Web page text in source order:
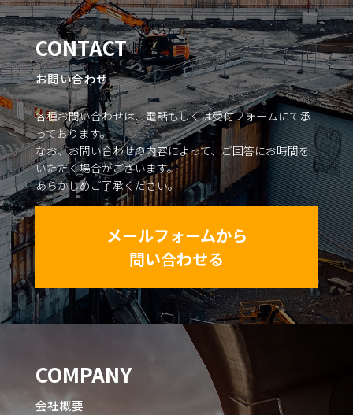
COMPANY
会社概要
CONTACT
お問い合わせ
各種お問い合わせは、電話もしくは受付フォームにて承
っております。
なお、お問い合わせの内容によって、ご回答にお時間を
いただく場合がございます。
あらかじめご了承ください。
メールフォームから
問い合わせる